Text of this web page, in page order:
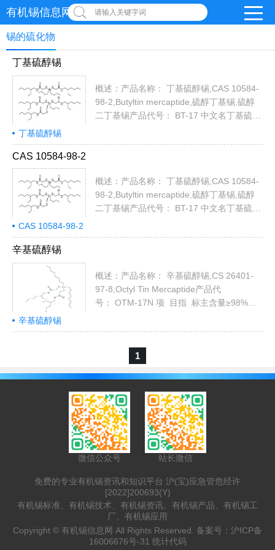
有机锡信息网 请输入关键字词
锡的硫化物
丁基硫醇锡
概述：产品名称： 丁基硫醇锡,CAS 10584-
98-2,Butyltin mercaptide,硫醇丁基锡,硫醇
二丁基锡产品代号： BT-17 中文名丁基硫醇
Butylmercaptooxo stannane;Butyltin
1.580含硫(%)17.5~18.5 基本信息：1.英文
名称 Buthylti...
丁基硫醇锡
CAS 10584-98-2
概述：产品名称： 丁基硫醇锡,CAS 10584-
98-2,Butyltin mercaptide,硫醇丁基锡,硫醇
二丁基锡产品代号： BT-17 中文名丁基硫醇
Butylmercaptooxo stannane;Butyltin
1.580含硫(%)17.5~18.5 基本信息：1.英文
名称 Buthylti...
CAS 10584-98-2
辛基硫醇锡
概述：产品名称： 辛基硫醇锡,CS 26401-
97-8,Octyl Tin Mercaptide产品代
号： OTM-17N 项 目指 标主含量≥98%锡
(Pt-Co)≤300# 基本信息：1.英文名称：
码：26401-97-83.分子式：
硫...
辛基硫醇锡
1
微信公众号 站长微信
免费的专业有机锡资讯和知识平台 沪(宝)应急管危经许
[2022]200693(Y)
有机锡标准、有机锡技术、有机锡资讯、有机锡产品、有机锡工
厂、有机锡应用
Copyright © 有机锡信息网 All Rights Reserved. 备案号： 沪ICP备
16006676号-31 统计代码